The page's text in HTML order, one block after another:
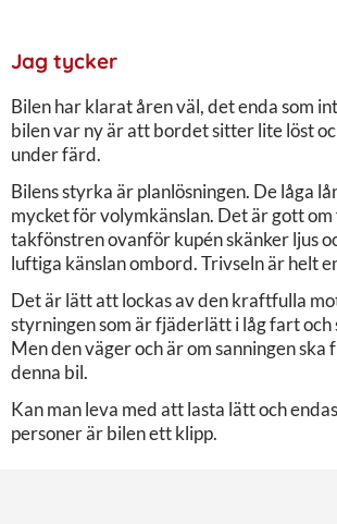
Jag tycker
Bilen har klarat åren väl, det enda som
bilen var ny är att bordet sitter lite löst
under färd.
Bilens styrka är planlösningen. De låga
mycket för volymkänslan. Det är gott
takfönstren ovanför kupén skänker ljus
luftiga känslan ombord. Trivseln är helt
Det är lätt att lockas av den kraftfulla
styrningen som är fjäderlätt i låg fart och
Men den väger och är om sanningen ska
denna bil.
Kan man leva med att lasta lätt och
personer är bilen ett klipp.